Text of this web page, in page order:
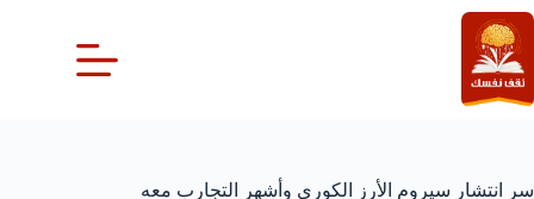
التجاوز
إلى
المحتوى
سر انتشار سيروم الأرز الكوري وأشهر التجارب معه